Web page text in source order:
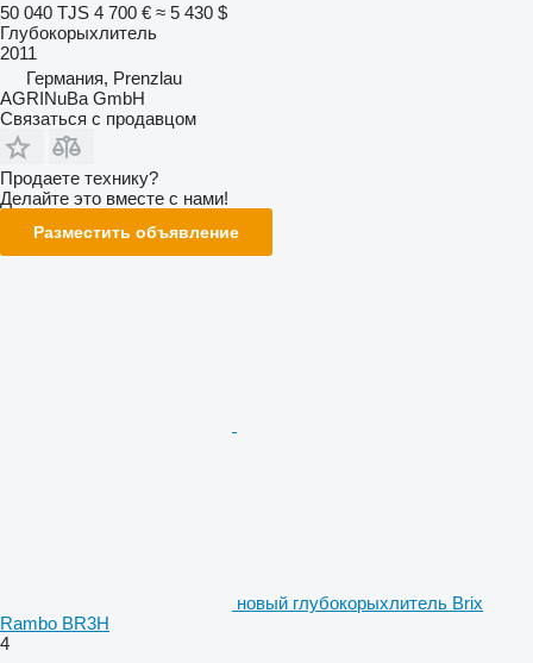
50 040 TJS 4 700 € ≈ 5 430 $
Глубокорыхлитель
2011
Германия, Prenzlau
AGRINuBa GmbH
Связаться с продавцом
Продаете технику?
Делайте это вместе с нами!
Разместить объявление
новый глубокорыхлитель Brix
Rambo BR3H
4